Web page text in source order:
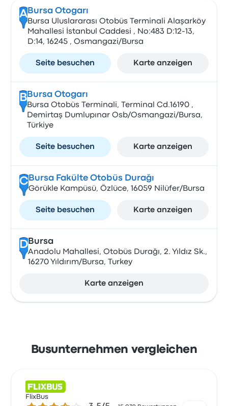
A Bursa Otogarı
Bursa Uluslararası Otobüs Terminali Alaşarköy
Mahallesi İstanbul Caddesi , No:483 D:12-13,
D:14, 16245 , Osmangazi/Bursa
Seite besuchen Karte anzeigen
B Bursa Otogarı
Bursa Otobüs Terminali, Terminal Cd.16190 ,
Demirtaş Dumlupınar Osb/Osmangazi/Bursa,
Türkiye
Seite besuchen Karte anzeigen
CBursa Fakülte Otobüs Durağı
Görükle Kampüsü, Özlüce, 16059 Nilüfer/Bursa
Seite besuchen Karte anzeigen
DBursa
Anadolu Mahallesi, Otobüs Durağı, 2. Yıldız Sk.,
16270 Yıldırım/Bursa, Turkey
Karte anzeigen
Busunternehmen vergleichen
FlixBus